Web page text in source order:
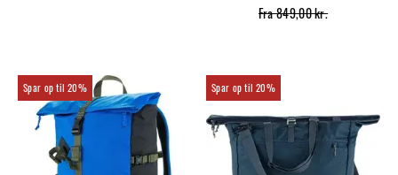
Fra 849,00 kr.
20% 20%